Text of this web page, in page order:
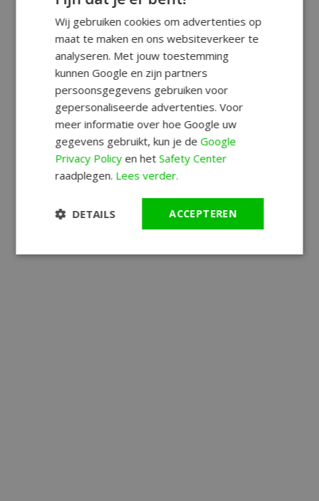
Wij gebruiken cookies om advertenties op
maat te maken en ons websiteverkeer te
analyseren. Met jouw toestemming
kunnen Google en zijn partners
persoonsgegevens gebruiken voor
gepersonaliseerde advertenties. Voor
meer informatie over hoe Google uw
gegevens gebruikt, kun je deGoogle
Privacy Policyen hetSafety Center
raadplegen. Lees verder.
ACCEPTEREN
DETAILS